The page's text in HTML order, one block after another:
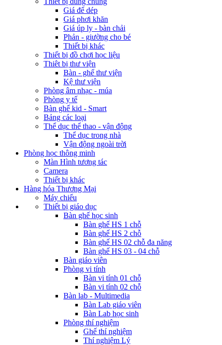
Giá để dép
Giá phơi khăn
Giá úp ly - bàn chải
Phản - giường cho bé
Thiết bị khác
Thiết bị đồ chơi học liệu
Thiêt bị thư viện
Bàn - ghế thư viện
Kệ thư viện
Phòng âm nhạc - múa
Phòng y tế
Bàn ghế kid - Smart
Bảng các loại
Thể dục thể thao - vận động
Thể dục trong nhà
Vận động ngoài trời
Phòng học thông minh
Màn Hình tương tác
Camera
Thiết bị khác
Hàng hóa Thương Mại
Máy chiếu
Thiết bị giáo dục
Bàn ghế học sinh
Bàn ghế HS 1 chỗ
Bàn ghế HS 2 chỗ
Bàn ghế HS 02 chỗ đa năng
Bàn ghế HS 03 - 04 chỗ
Bàn giáo viên
Phòng vi tính
Bàn vi tính 01 chỗ
Bàn vi tính 02 chỗ
Bàn lab - Multimedia
Bàn Lab giáo viên
Bàn Lab học sinh
Phòng thí nghiệm
Ghế thí nghiệm
Thí nghiệm Lý